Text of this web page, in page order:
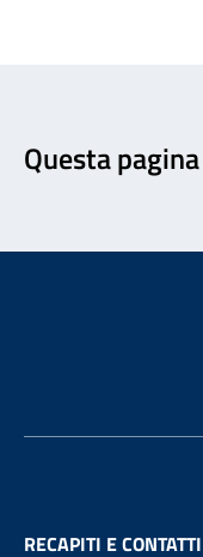
Questa
RECAPITI E CONTATTI